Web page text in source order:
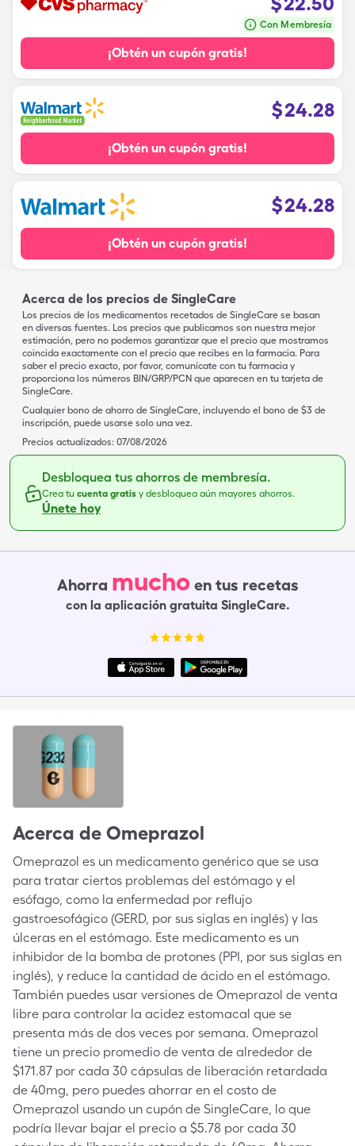
Con Membresía
¡Obtén un cupón gratis!
$24.28
¡Obtén un cupón gratis!
$24.28
¡Obtén un cupón gratis!
Acerca de los precios de SingleCare
Los precios de los medicamentos recetados de SingleCare se basan
en diversas fuentes. Los precios que publicamos son nuestra mejor
estimación, pero no podemos garantizar que el precio que mostramos
coincida exactamente con el precio que recibes en la farmacia. Para
saber el precio exacto, por favor, comunícate con tu farmacia y
proporciona los números BIN/GRP/PCN que aparecen en tu tarjeta de
SingleCare.
Cualquier bono de ahorro de SingleCare, incluyendo el bono de $3 de
inscripción, puede usarse solo una vez.
Precios actualizados: 07/08/2026
Desbloquea tus ahorros de membresía.
Crea tu cuenta gratis y desbloquea aún mayores ahorros.
Únete hoy
Ahorra mucho en tus recetas
con la aplicación gratuita SingleCare.
Acerca de Omeprazol
Omeprazol es un medicamento genérico que se usa
para tratar ciertos problemas del estómago y el
esófago, como la enfermedad por reflujo
gastroesofágico (GERD, por sus siglas en inglés) y las
úlceras en el estómago. Este medicamento es un
inhibidor de la bomba de protones (PPI, por sus siglas en
inglés), y reduce la cantidad de ácido en el estómago.
También puedes usar versiones de Omeprazol de venta
libre para controlar la acidez estomacal que se
presenta más de dos veces por semana. Omeprazol
tiene un precio promedio de venta de alrededor de
$171.87 por cada 30 cápsulas de liberación retardada
de 40mg, pero puedes ahorrar en el costo de
Omeprazol usando un cupón de SingleCare, lo que
podría llevar bajar el precio a $5.78 por cada 30